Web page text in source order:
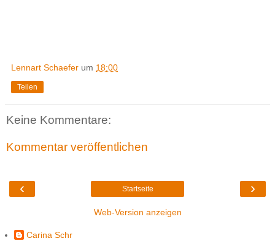
Lennart Schaefer um 18:00
Teilen
Keine Kommentare:
Kommentar veröffentlichen
‹ ›
Startseite
Web-Version anzeigen
Carina Schr